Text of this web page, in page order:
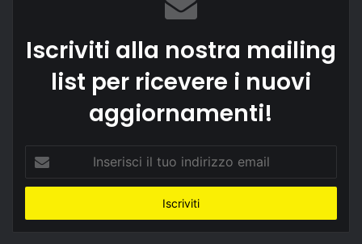
Iscriviti alla nostra mailing
list per ricevere i nuovi
aggiornamenti!
tuo
email